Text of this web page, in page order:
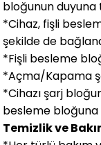
bloğunun duyuna
*Cihaz, fişli
şekilde de
*Fişli besleme
*Açma/Kapama
*Cihazı şarj
besleme bloğuna
Temizlik ve